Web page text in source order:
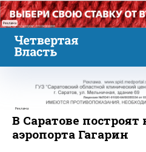
Реклама
Реклама
В Саратове
аэропорта Гагарин